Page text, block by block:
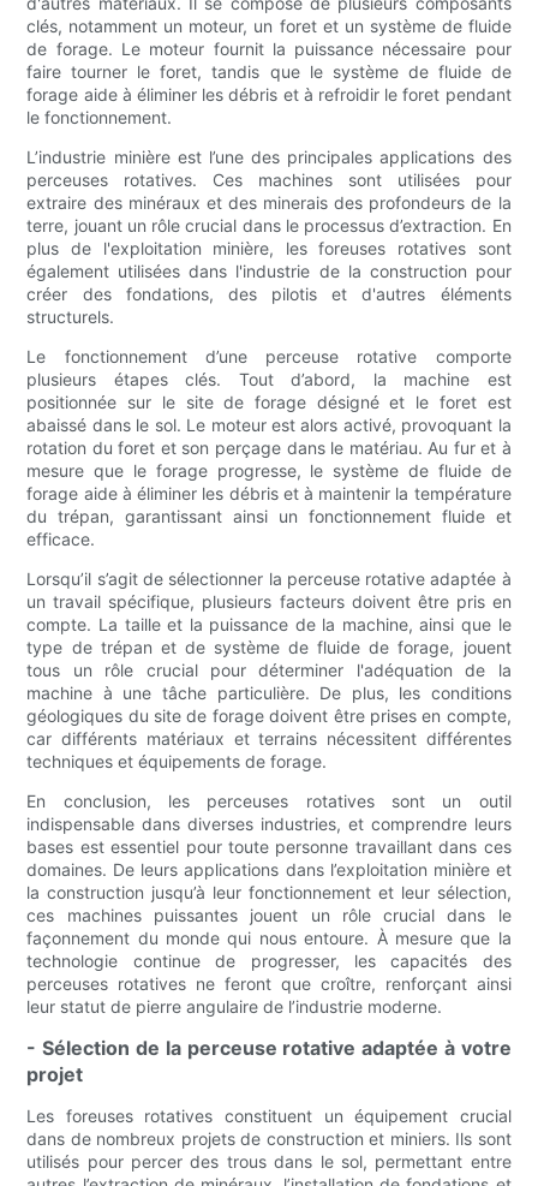
clés, notamment un moteur, un foret et un système de fluide
de forage. Le moteur fournit la puissance nécessaire pour
faire tourner le foret, tandis que le système de fluide de
forage aide à éliminer les débris et à refroidir le foret pendant
le fonctionnement.
L’industrie minière est l’une des principales applications des
perceuses rotatives. Ces machines sont utilisées pour
extraire des minéraux et des minerais des profondeurs de la
terre, jouant un rôle crucial dans le processus d’extraction. En
plus de l'exploitation minière, les foreuses rotatives sont
également utilisées dans l'industrie de la construction pour
créer des fondations, des pilotis et d'autres éléments
structurels.
Le fonctionnement d’une perceuse rotative comporte
plusieurs étapes clés. Tout d’abord, la machine est
positionnée sur le site de forage désigné et le foret est
abaissé dans le sol. Le moteur est alors activé, provoquant la
rotation du foret et son perçage dans le matériau. Au fur et à
mesure que le forage progresse, le système de fluide de
forage aide à éliminer les débris et à maintenir la température
du trépan, garantissant ainsi un fonctionnement fluide et
efficace.
Lorsqu’il s’agit de sélectionner la perceuse rotative adaptée à
un travail spécifique, plusieurs facteurs doivent être pris en
compte. La taille et la puissance de la machine, ainsi que le
type de trépan et de système de fluide de forage, jouent
tous un rôle crucial pour déterminer l'adéquation de la
machine à une tâche particulière. De plus, les conditions
géologiques du site de forage doivent être prises en compte,
car différents matériaux et terrains nécessitent différentes
techniques et équipements de forage.
En conclusion, les perceuses rotatives sont un outil
indispensable dans diverses industries, et comprendre leurs
bases est essentiel pour toute personne travaillant dans ces
domaines. De leurs applications dans l’exploitation minière et
la construction jusqu’à leur fonctionnement et leur sélection,
ces machines puissantes jouent un rôle crucial dans le
façonnement du monde qui nous entoure. À mesure que la
technologie continue de progresser, les capacités des
perceuses rotatives ne feront que croître, renforçant ainsi
leur statut de pierre angulaire de l’industrie moderne.
- Sélection de la perceuse rotative adaptée à votre
projet
Les foreuses rotatives constituent un équipement crucial
dans de nombreux projets de construction et miniers. Ils sont
utilisés pour percer des trous dans le sol, permettant entre